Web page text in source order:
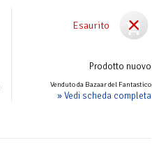
Esaurito
Prodotto nuovo
Venduto da Bazaar del Fantastico
» Vedi scheda completa